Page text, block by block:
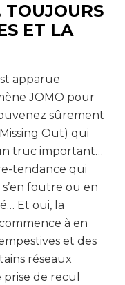
ET LA
apparue
JOMO pour
sûrement
Out) qui
truc important…
tendance qui
foutre ou en
Et oui, la
à en
et des
réseaux
de recul